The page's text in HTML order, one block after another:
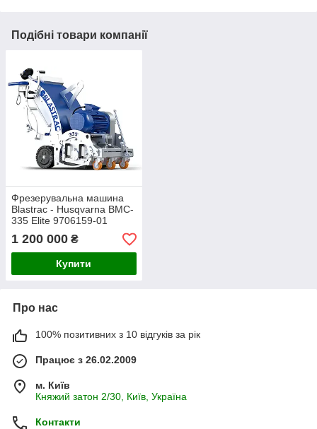
Подібні товари компанії
Фрезерувальна машина
Blastrac - Husqvarna BMC-
335 Elite 9706159-01
1 200 000 ₴
Купити
Про нас
100% позитивних з 10 відгуків за рік
Працює з 26.02.2009
м. Київ
Княжий затон 2/30, Київ, Україна
Контакти